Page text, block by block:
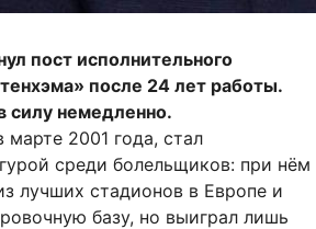
пост исполнительного
после 24 лет работы.
силу немедленно.
марте 2001 года, стал
среди болельщиков: при нём
лучших стадионов в Европе и
базу, но выиграл лишь